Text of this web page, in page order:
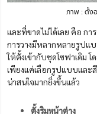
ภาพ : ตั้ง
และที่ขาดไม่ได้เลย คือ ก
การวางมีหลากหลายรูปแ
ให้ตั้งเข้ากับชุดโซฟาเดิม
เพียงแค่เลือกรูปแบบและ
น่าสนใจมากยิ่งขึ้นแล้ว
ตั้งริมหน้าต่าง